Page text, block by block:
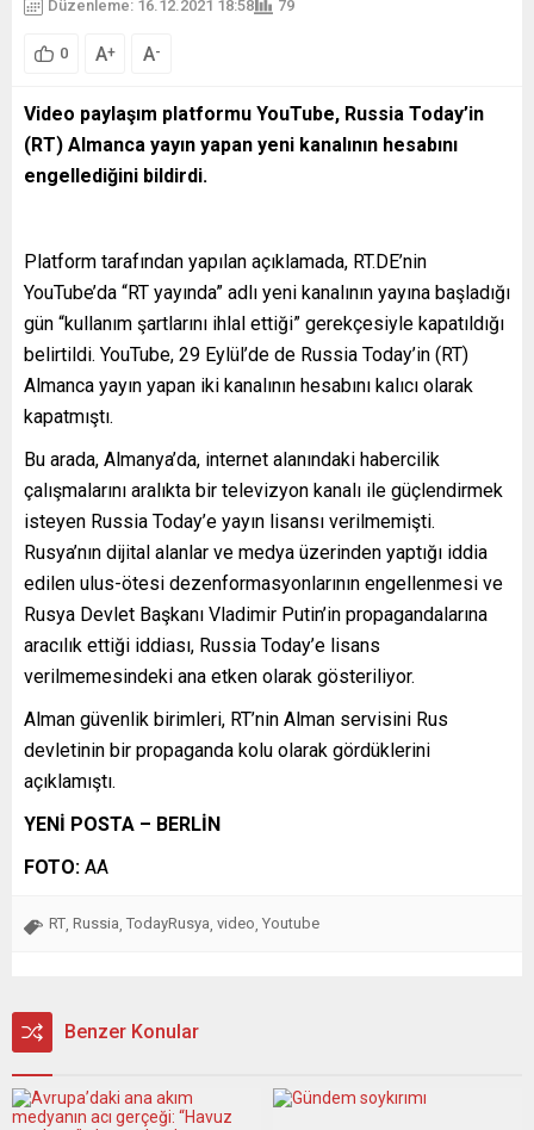
Düzenleme: 16.12.2021 18:58
79
0 A+ A-
Video paylaşım platformu YouTube, Russia Today’in
(RT) Almanca yayın yapan yeni kanalının hesabını
engellediğini bildirdi.
Platform tarafından yapılan açıklamada, RT.DE’nin
YouTube’da “RT yayında” adlı yeni kanalının yayına başladığı
gün “kullanım şartlarını ihlal ettiği” gerekçesiyle kapatıldığı
belirtildi. YouTube, 29 Eylül’de de Russia Today’in (RT)
Almanca yayın yapan iki kanalının hesabını kalıcı olarak
kapatmıştı.
Bu arada, Almanya’da, internet alanındaki habercilik
çalışmalarını aralıkta bir televizyon kanalı ile güçlendirmek
isteyen Russia Today’e yayın lisansı verilmemişti.
Rusya’nın dijital alanlar ve medya üzerinden yaptığı iddia
edilen ulus-ötesi dezenformasyonlarının engellenmesi ve
Rusya Devlet Başkanı Vladimir Putin’in propagandalarına
aracılık ettiği iddiası, Russia Today’e lisans
verilmemesindeki ana etken olarak gösteriliyor.
Alman güvenlik birimleri, RT’nin Alman servisini Rus
devletinin bir propaganda kolu olarak gördüklerini
açıklamıştı.
YENİ POSTA – BERLİN
FOTO: AA
RT Russia TodayRusya video Youtube
Benzer Konular